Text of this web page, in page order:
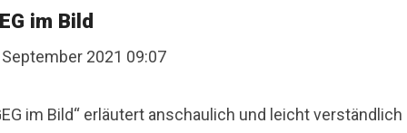
im Bild
2021 09:07
im Bild“ erläutert anschaulich und leicht verständlich